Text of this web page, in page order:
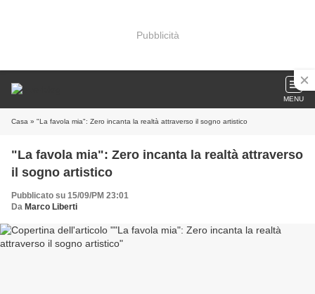
Pubblicità
MENU
Casa » "La favola mia": Zero incanta la realtà attraverso il sogno artistico
"La favola mia": Zero incanta la realtà attraverso
il sogno artistico
Pubblicato su 15/09/PM 23:01
Da Marco Liberti